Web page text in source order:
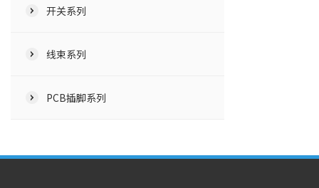
开关系列
线束系列
PCB插脚系列